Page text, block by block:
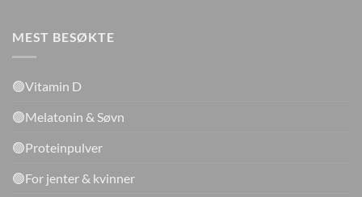
MEST BESØKTE
🟢Vitamin D
🟢Melatonin & Søvn
🟢Proteinpulver
🟢For jenter & kvinner